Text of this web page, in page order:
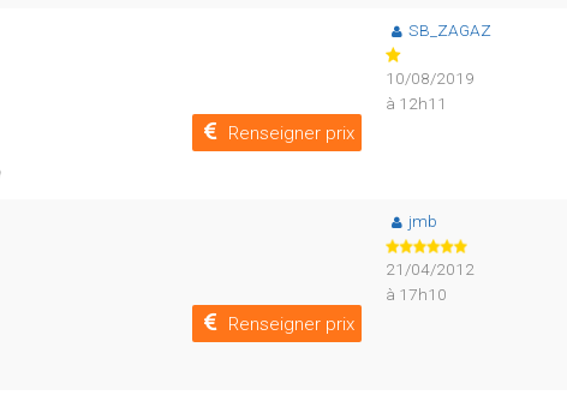
Renseigner prix
SB_ZAGAZ
10/08/2019
à 12h11
Renseigner prix
jmb
21/04/2012
à 17h10